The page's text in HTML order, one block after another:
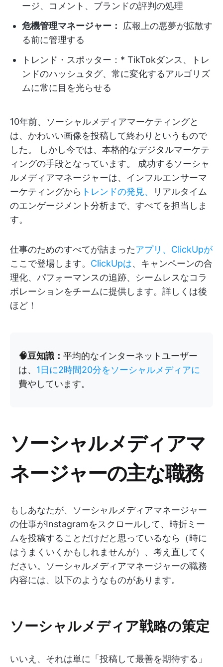
ージ、コメント、ブランドの評判の処理
危機管理マネージャー：
広報上の悪夢が拡散す
る前に管理する
トレンド・スポッター：* TikTokダンス、トレ
ンドのハッシュタグ、常に変化するアルゴリズ
ムに常に目を光らせる
10年前、ソーシャルメディアマーケティングと
は、かわいい画像を投稿して終わりというもので
した。 しかし今では、本格的なデジタルマーケテ
ィングの手段となっています。 成功するソーシャ
ルメディアマネージャーは、インフルエンサーマ
ーケティングから トレンドの発見、
リアルタイム
のエンゲージメント分析まで、すべてを担当しま
す。
仕事のためのすべてが詰まったアプリ、ClickUpが
ここで登場します。 ClickUpは、キャンペーンの合
理化、パフォーマンスの追跡、シームレスなコラ
ボレーションをチームに提供します。詳しくは後
ほど！
🧠豆知識： 平均的なインターネットユーザー
は、 1日に2時間20分をソーシャルメディアに
費やしています。
ソーシャルメディアマ
ネージャーの主な職務
もしあなたが、ソーシャルメディアマネージャー
の仕事がInstagramをスクロールして、時折ミー
ムを投稿することだけだと思っているなら（時に
はうまくいくかもしれませんが）、考え直してく
ださい。ソーシャルメディアマネージャーの職務
内容には、以下のようなものがあります。
ソーシャルメディア戦略の策定
いいえ、それは単に「投稿して最善を期待する」